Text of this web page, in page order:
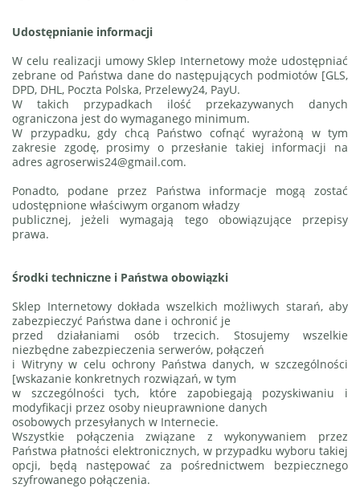
Udostępnianie informacji
W celu realizacji umowy Sklep Internetowy może udostępniać
zebrane od Państwa dane do następujących podmiotów [GLS,
DPD, DHL, Poczta Polska, Przelewy24, PayU.
W takich przypadkach ilość przekazywanych danych
ograniczona jest do wymaganego minimum.
W przypadku, gdy chcą Państwo cofnąć wyrażoną w tym
zakresie zgodę, prosimy o przesłanie takiej informacji na
adres agroserwis24@gmail.com.
Ponadto, podane przez Państwa informacje mogą zostać
udostępnione właściwym organom władzy
publicznej, jeżeli wymagają tego obowiązujące przepisy
prawa.
Środki techniczne i Państwa obowiązki
Sklep Internetowy dokłada wszelkich możliwych starań, aby
zabezpieczyć Państwa dane i ochronić je
przed działaniami osób trzecich. Stosujemy wszelkie
niezbędne zabezpieczenia serwerów, połączeń
i Witryny w celu ochrony Państwa danych, w szczególności
[wskazanie konkretnych rozwiązań, w tym
w szczególności tych, które zapobiegają pozyskiwaniu i
modyfikacji przez osoby nieuprawnione danych
osobowych przesyłanych w Internecie.
Wszystkie połączenia związane z wykonywaniem przez
Państwa płatności elektronicznych, w przypadku wyboru takiej
opcji, będą następować za pośrednictwem bezpiecznego
szyfrowanego połączenia.